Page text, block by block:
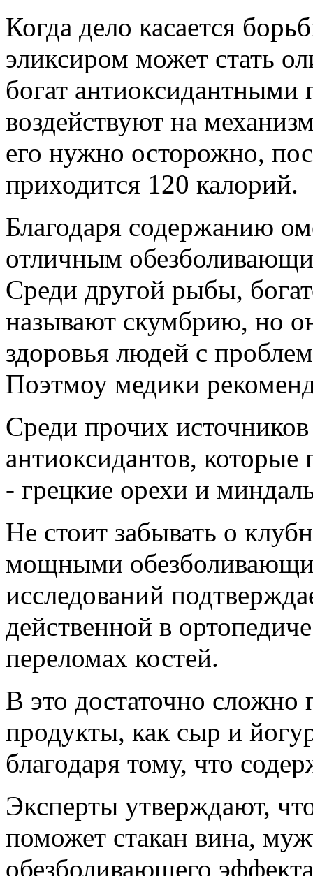
Когда дело касается
эликсиром может стать
богат
воздействуют на
его нужно осторожно,
приходится 120 калорий.
Благодаря содержанию
отличным
Среди другой рыбы,
называют скумбрию, но
здоровья людей с
Поэтмоу медики
Среди прочих
антиоксидантов,
- грецкие орехи и
Не стоит забывать о
мощными
исследований
действенной в
переломах костей.
В это достаточно сложно
продукты, как сыр и
благодаря тому, что
Эксперты утверждают,
поможет стакан вина,
обезболивающего